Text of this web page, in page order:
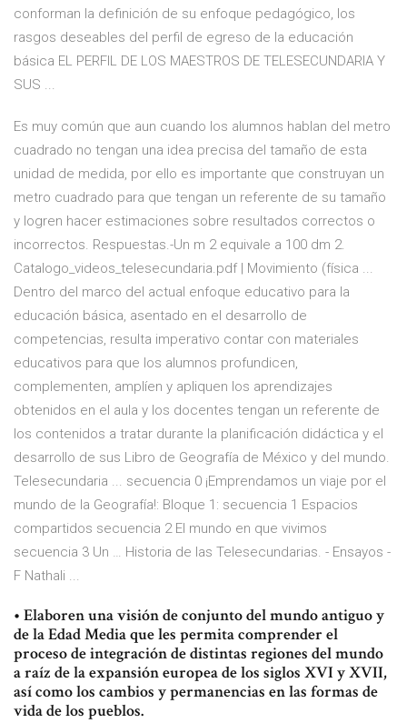
conforman la definición de su enfoque pedagógico, los
rasgos deseables del perfil de egreso de la educación
básica EL PERFIL DE LOS MAESTROS DE TELESECUNDARIA Y
SUS ...
Es muy común que aun cuando los alumnos hablan del metro
cuadrado no tengan una idea precisa del tamaño de esta
unidad de medida, por ello es importante que construyan un
metro cuadrado para que tengan un referente de su tamaño
y logren hacer estimaciones sobre resultados correctos o
incorrectos. Respuestas.-Un m 2 equivale a 100 dm 2.
Catalogo_videos_telesecundaria.pdf | Movimiento (física ...
Dentro del marco del actual enfoque educativo para la
educación básica, asentado en el desarrollo de
competencias, resulta imperativo contar con materiales
educativos para que los alumnos profundicen,
complementen, amplíen y apliquen los aprendizajes
obtenidos en el aula y los docentes tengan un referente de
los contenidos a tratar durante la planificación didáctica y el
desarrollo de sus Libro de Geografía de México y del mundo.
Telesecundaria ... secuencia 0 ¡Emprendamos un viaje por el
mundo de la Geografía!: Bloque 1: secuencia 1 Espacios
compartidos secuencia 2 El mundo en que vivimos
secuencia 3 Un … Historia de las Telesecundarias. - Ensayos -
F Nathali ...
• Elaboren una visión de conjunto del mundo antiguo y
de la Edad Media que les permita comprender el
proceso de integración de distintas regiones del mundo
a raíz de la expansión europea de los siglos XVI y XVII,
así como los cambios y permanencias en las formas de
vida de los pueblos.